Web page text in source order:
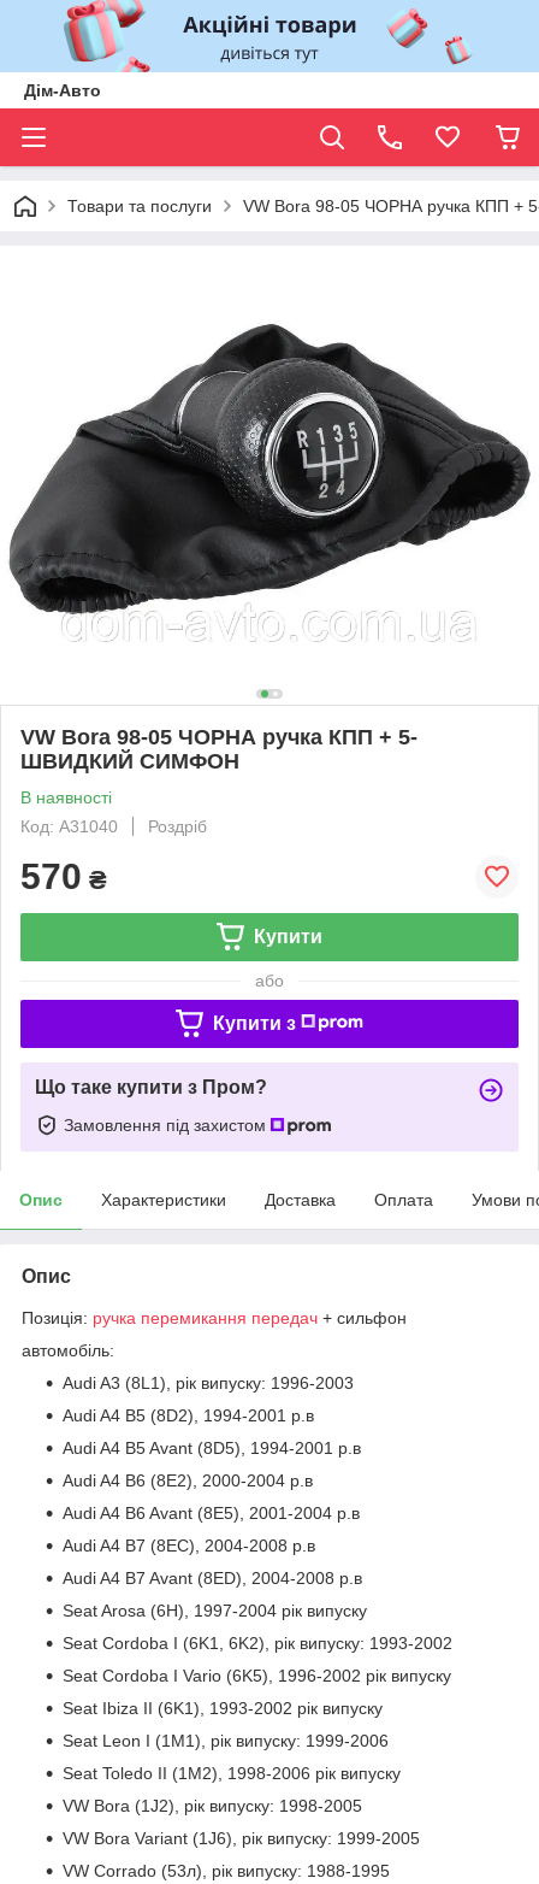
Дім-Авто
Товари та послуги VW Bora 98-05 ЧОРНА ручка КПП
VW Bora 98-05 ЧОРНА ручка КПП + 5-
ШВИДКИЙ СИМФОН
В наявності
Код: A31040
Роздріб
570 ₴
Купити
або
Купити з
Що таке купити з Пром?
Замовлення під захистом
Опис Характеристики Доставка Оплата Умови
Опис
Позиція: ручка перемикання передач + сильфон
автомобіль:
Audi A3 (8L1), рік випуску: 1996-2003
Audi A4 B5 (8D2), 1994-2001 р.в
Audi A4 B5 Avant (8D5), 1994-2001 р.в
Audi A4 B6 (8E2), 2000-2004 р.в
Audi A4 B6 Avant (8E5), 2001-2004 р.в
Audi A4 B7 (8EC), 2004-2008 р.в
Audi A4 B7 Avant (8ED), 2004-2008 р.в
Seat Arosa (6H), 1997-2004 рік випуску
Seat Cordoba I (6K1, 6K2), рік випуску: 1993-2002
Seat Cordoba I Vario (6K5), 1996-2002 рік випуску
Seat Ibiza II (6K1), 1993-2002 рік випуску
Seat Leon I (1M1), рік випуску: 1999-2006
Seat Toledo II (1M2), 1998-2006 рік випуску
VW Bora (1J2), рік випуску: 1998-2005
VW Bora Variant (1J6), рік випуску: 1999-2005
VW Corrado (53л), рік випуску: 1988-1995